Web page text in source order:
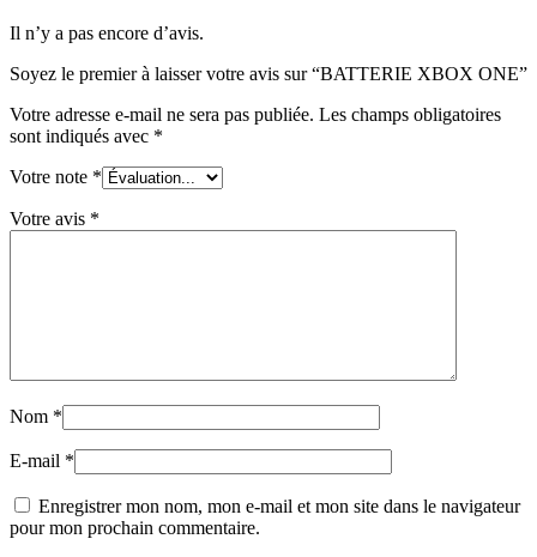
Il n’y a pas encore d’avis.
Soyez le premier à laisser votre avis sur “BATTERIE XBOX ONE”
Votre adresse e-mail ne sera pas publiée. Les champs obligatoires
sont indiqués avec *
Votre note *
Votre avis *
Nom *
E-mail *
Enregistrer mon nom, mon e-mail et mon site dans le navigateur
pour mon prochain commentaire.